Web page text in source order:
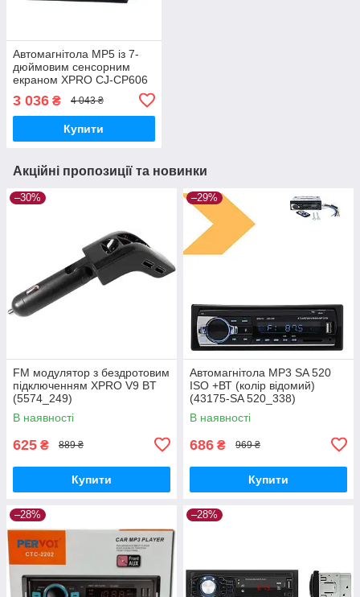
Автомагнітола MP5 із 7-
дюймовим сенсорним
екраном XPRO CJ-CP606
2DIN (42417-CJ
CP606_1940)
3 036 ₴ 4 043 ₴
Купити
Акційні пропозиції та новинки
–30%
FM модулятор з бездротовим
підключенням XPRO V9 BT
(5574_249)
В наявності
625 ₴ 889 ₴
Купити
–29%
Автомагнітола MP3 SA 520
ISO +ВТ (колір відомий)
(43175-SA 520_338)
В наявності
686 ₴ 969 ₴
Купити
–28% –28%